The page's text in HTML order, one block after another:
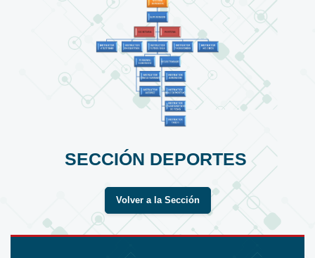
SECCIÓN DEPORTES
Volver a la Sección